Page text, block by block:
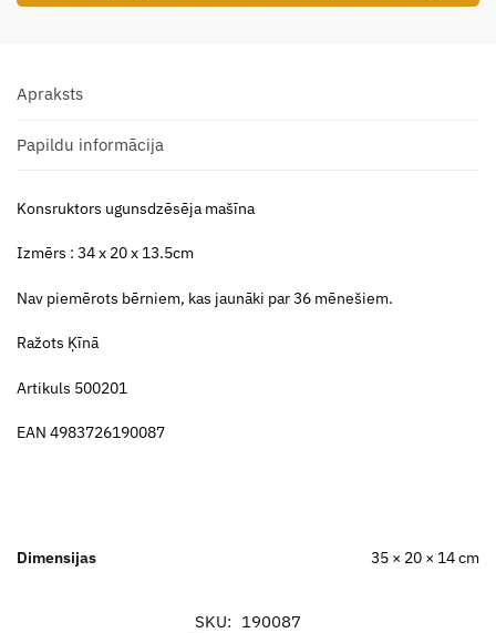
Apraksts
Papildu informācija
Konsruktors ugunsdzēsēja mašīna
Izmērs : 34 x 20 x 13.5cm
Nav piemērots bērniem, kas jaunāki par 36 mēnešiem.
Ražots Ķīnā
Artikuls 500201
EAN 4983726190087
Dimensijas 35 × 20 × 14 cm
SKU: 190087